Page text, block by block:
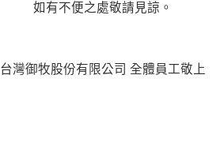
如有不便之處敬請見諒。
台灣御牧股份有限公司 全體員工敬上